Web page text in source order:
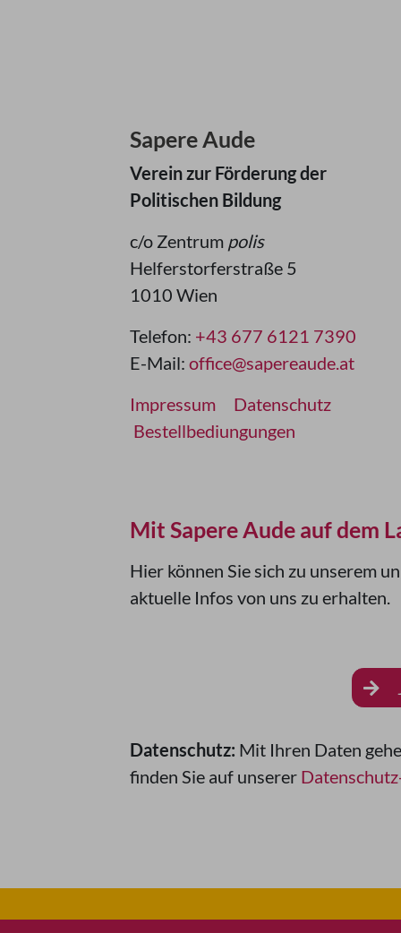
Sapere Aude
Verein zur Förderung der
Politischen Bildung
c/o Zentrum polis
Helferstorferstraße 5
1010 Wien
Telefon: +43 677 6121 7390
E-Mail: office@sapereaude.at
Impressum
Datenschutz
Bestellbediungungen
Mit Sapere Aude auf dem
Hier können Sie sich zu unserem
aktuelle Infos von uns zu erhalten.
Datenschutz: Mit Ihren Daten
finden Sie auf unserer